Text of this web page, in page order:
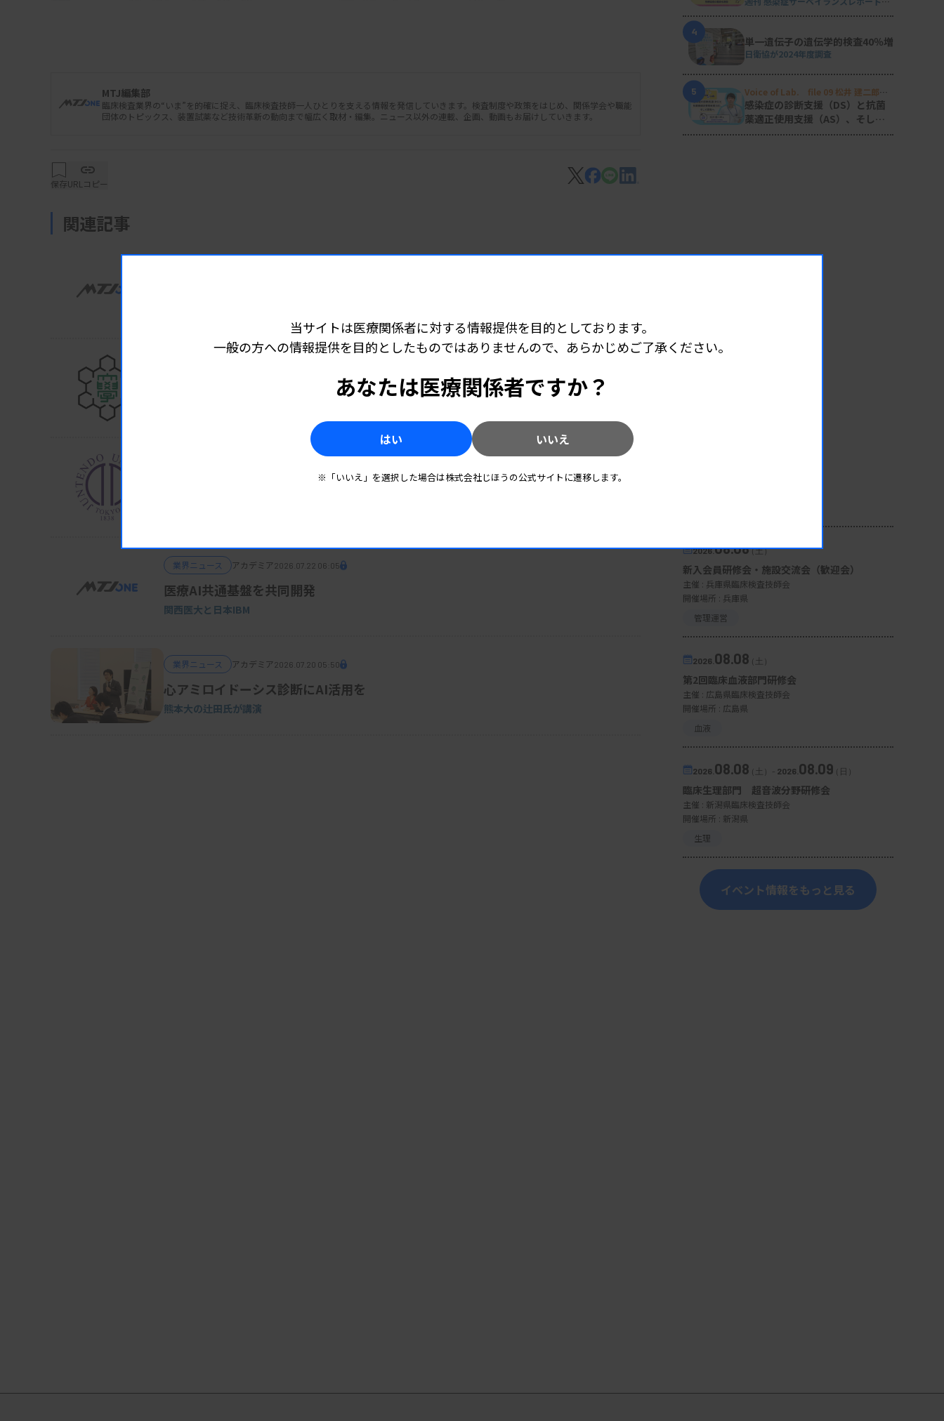
瘍DNA（ctDNA）が術前治療（TNT）の効果を予測する有望な血液マーカーであることが
示されたと発表した。ctDNA陽性は残存腫瘍や予後不良と強く関連していたという。
ctDNAを用いて、病勢や治療効果を予測するバイオマーカーとしての有用性を前向きに検
結果によると、TNT終了時点でctDNA陽性の症例では、残存腫瘍の存在を100％の特異
度で予測することができた。また、無再発生存率はctDNA陽性の症例で有意に短く、予後
不良と関連していた。一方で、NOM中に局所再増大した症例では、ctDNA陽性の感度は
40％にとどまり、ctDNA単独ではなく画像診断などとの併用が必要であることが示され
MTJ編集部
臨床検査業界の“いま”を的確に捉え、臨床検査技師一人ひとりを支える情報を発信していきます。検査制度や政策をはじめ、関係学会や職能
団体のトピックス、装置試薬など技術革新の動向まで幅広く取材・編集。ニュース以外の連載、企画、動画もお届けしていきます。
保存URLコピー
関連記事
業界ニュース アカデミア 2026.07.22 06:05
医療AI共通基盤を共同開発
関西医大と日本IBM
業界ニュース アカデミア 2026.07.20 05:50
心アミロイドーシス診断にAI活用を
熊本大の辻田氏が講演
4
単一遺伝子の遺伝学的検査40％増
日衛協が2024年度調査
5
Voice of Lab. file 09 松井 建二郎
（藤田医科大学病院臨床検査部微生物
遺伝子検査室）
感染症の診断支援（DS）と抗菌
薬適正使用支援（AS）、そして
研究へ
2026.08.08（土）
新入会員研修会・施設交流会（歓迎会）
主催 : 兵庫県臨床検査技師会
開催場所 : 兵庫県
管理運営
2026. 08.08（土）
第2回臨床血液部門研修会
主催 : 広島県臨床検査技師会
開催場所 : 広島県
血液
2026. 08.08（土） - 2026. 08.09 （日）
臨床生理部門 超音波分野研修会
主催 : 新潟県臨床検査技師会
開催場所 : 新潟県
生理
イベント情報をもっと見る
当サイトは医療関係者に対する情報提供を目的としております。
一般の方への情報提供を目的としたものではありませんので、あらかじめご了承ください。
あなたは医療関係者ですか？
はい いいえ
※「いいえ」を選択した場合は株式会社じほうの公式サイトに遷移します。